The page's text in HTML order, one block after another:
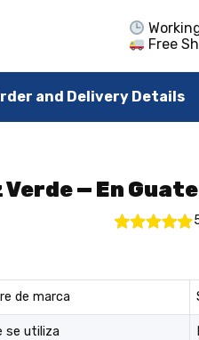
Free
and Delivery Details
— En
de marca
se utiliza